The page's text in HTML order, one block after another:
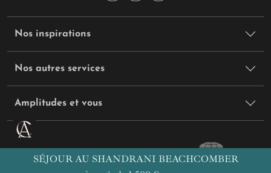
SÉJOUR AU SHANDRANI BEACHCOMBER
Nos inspirations
Nos autres services
Amplitudes et vous